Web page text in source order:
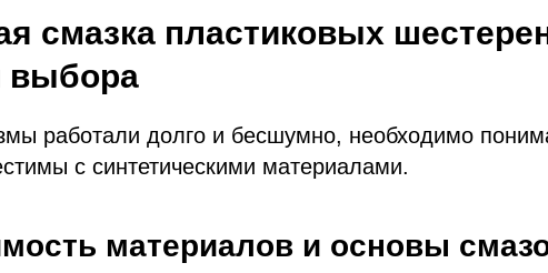
смазка пластиковых
выбора
работали долго и бесшумно, необходимо
с синтетическими материалами.
материалов и основы